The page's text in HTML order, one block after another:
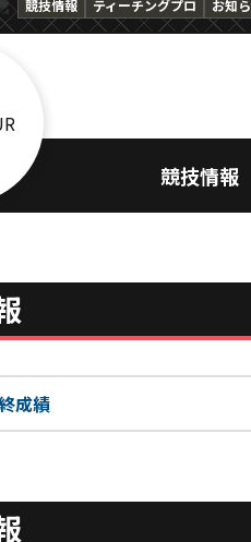
競技情報 ティーチングプロ お知
競技情報
成績